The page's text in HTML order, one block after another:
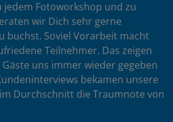
jedem Fotoworkshop und zu
wir Dich sehr gerne
buchst. Soviel Vorarbeit macht
Teilnehmer. Das zeigen
uns immer wieder gegeben
bekamen unsere
Durchschnitt die Traumnote von